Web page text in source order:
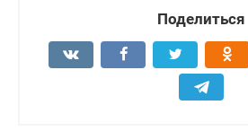
Поделиться